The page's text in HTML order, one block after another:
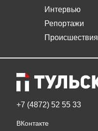
Интервью
Репортажи
Происшествия
+7 (4872) 52 55 33
ВКонтакте